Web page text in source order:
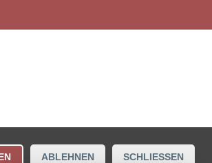
ABLEHNEN SCHLIESSEN